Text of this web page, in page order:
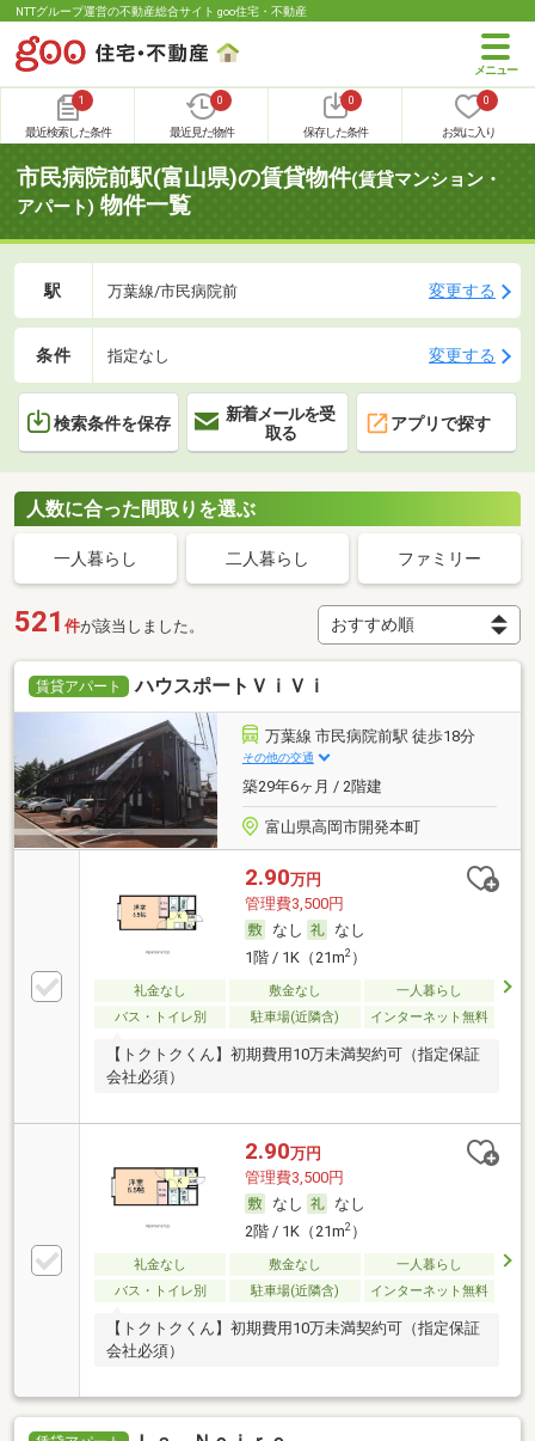
NTTグループ運営の不動産総合サイト goo住宅・不動産
1
最近検索した条件
0
最近見た物件
0
保存した条件
0
お気に入り
市民病院前駅(富山県)の賃貸物件(賃貸マンション・
アパート) 物件一覧
駅 万葉線/市民病院前 変更する
条件 指定なし 変更する
検索条件を保存
新着メールを受
取る
アプリで探す
人数に合った間取りを選ぶ
一人暮らし 二人暮らし ファミリー
521 件が該当しました。
賃貸アパート ハウスポートＶｉＶｉ
万葉線 市民病院前駅 徒歩18分
その他の交通
築29年6ヶ月 / 2階建
富山県高岡市開発本町
2.90万円
管理費3,500円
なし
なし
1階 / 1K（21m2）
礼金なし 敷金なし
一人暮らし
バス・トイレ別
駐車場(近隣含) インターネット無料
【トクトクくん】初期費用10万未満契約可（指定保証
会社必須）
2.90万円
管理費3,500円
なし
なし
2階 / 1K（21m2）
礼金なし 敷金なし
一人暮らし
バス・トイレ別
駐車場(近隣含) インターネット無料
【トクトクくん】初期費用10万未満契約可（指定保証
会社必須）